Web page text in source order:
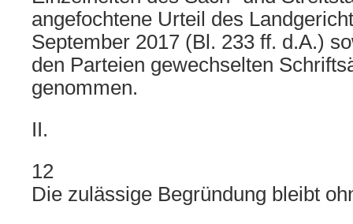
angefochtene Urteil des
September 2017 (Bl. 233 ff. d.A.)
den Parteien gewechselten
genommen.
II.
12
Die zulässige Begründung bleibt